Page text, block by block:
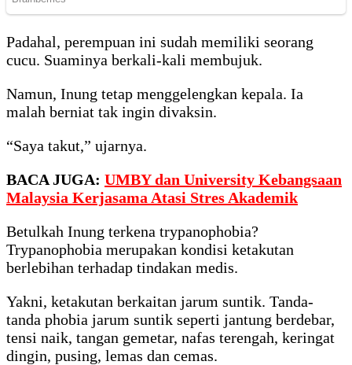
Padahal, perempuan ini sudah memiliki seorang
cucu. Suaminya berkali-kali membujuk.
Namun, Inung tetap menggelengkan kepala. Ia
malah berniat tak ingin divaksin.
“Saya takut,” ujarnya.
BACA JUGA: UMBY dan University Kebangsaan
Malaysia Kerjasama Atasi Stres Akademik
Betulkah Inung terkena trypanophobia?
Trypanophobia merupakan kondisi ketakutan
berlebihan terhadap tindakan medis.
Yakni, ketakutan berkaitan jarum suntik. Tanda-
tanda phobia jarum suntik seperti jantung berdebar,
tensi naik, tangan gemetar, nafas terengah, keringat
dingin, pusing, lemas dan cemas.